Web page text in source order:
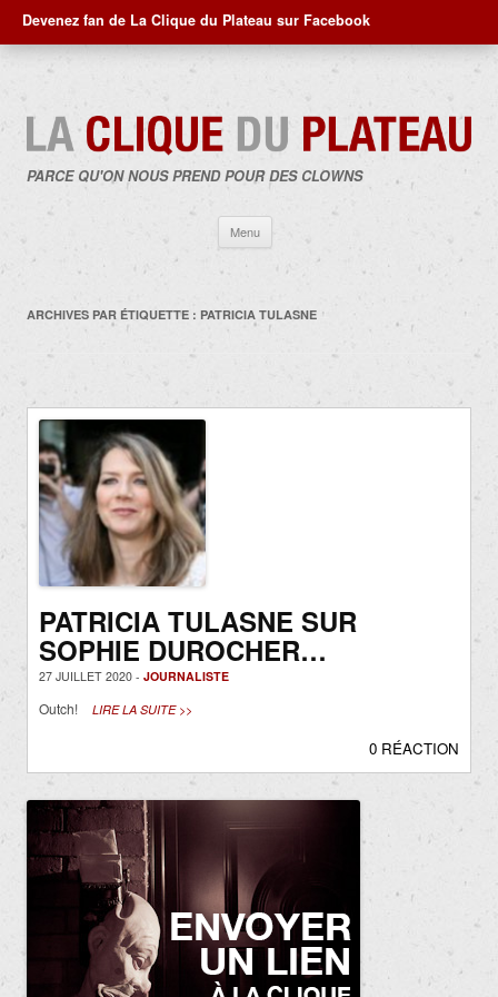
Devenez fan de La Clique du Plateau sur Facebook
PARCE QU'ON NOUS PREND POUR DES CLOWNS
Menu
contenu
ARCHIVES PAR ÉTIQUETTE : PATRICIA TULASNE
PATRICIA TULASNE SUR
SOPHIE DUROCHER…
27 JUILLET 2020 - JOURNALISTE
Outch! LIRE LA SUITE >>
0 RÉACTION